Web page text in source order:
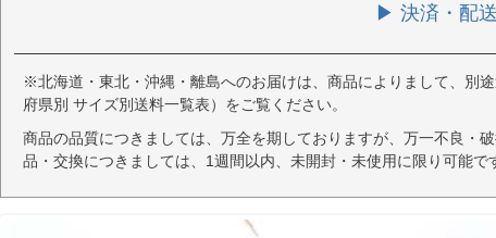
▶ 決済・配
※北海道・東北・沖縄・離島へのお届けは、商品によりまして、別
府県別 サイズ別送料一覧表）をご覧ください。
商品の品質につきましては、万全を期しておりますが、万一不良・
品・交換につきましては、1週間以内、未開封・未使用に限り可能で